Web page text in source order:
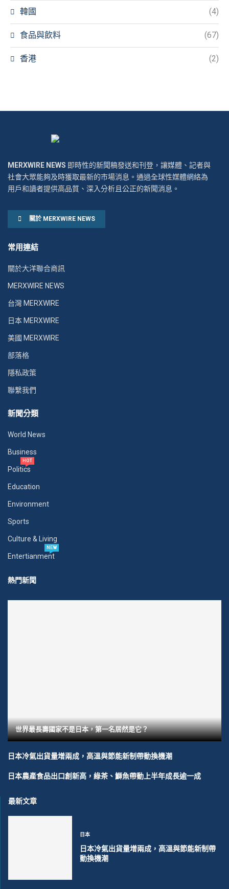
韓國 (4)
食品與飲料 (67)
香港 (2)
MERXWIRE NEWS 即時性的新聞稿發送和刊登，讓媒體、記者與
社會大眾能夠及時獲取最新的市場消息。通過全球性媒體網絡為
用戶和讀者提供高品質、深入分析且公正的新聞消息。
關於 MERXWIRE NEWS
常用連結
關於大洋聯合商訊
MERXWIRE NEWS
台灣 MERXWIRE
日本 MERXWIRE
美國 MERXWIRE
部落格
隱私政策
聯繫我們
新聞分類
World News
Business
Politics
HOT
Education
Environment
Sports
Culture & Living
Entertianment
NEW
熱門新聞
世界最長壽國家不是日本，第一名居然是它？
日本冷氣出貨量增兩成，高溫與節能新制帶動換機潮
日本農產食品出口創新高，綠茶、鰤魚帶動上半年成長逾一成
最新文章
日本
日本冷氣出貨量增兩成，高溫與節能新制帶
動換機潮